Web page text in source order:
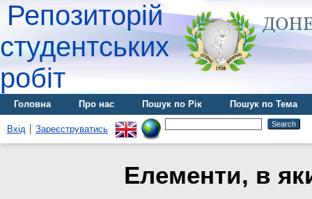
Репозиторій
студентських
робіт
Головна Про нас Пошук по Рік Пошук по Тема
Вхід Зареєструватись
Елементи, в